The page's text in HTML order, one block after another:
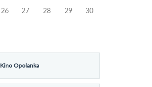
26 27 28 29 30
Kino Opolanka